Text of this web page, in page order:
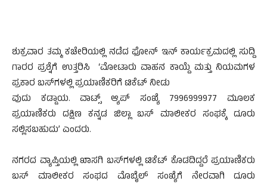
ಶುಕ್ರವಾರ ತಮ್ಮ ಕಚೇರಿಯಲ್ಲಿ ನಡೆದ ಫೋನ್‌ ಇನ್‌ ಕಾರ್ಯಕ್ರಮದಲ್ಲಿ ಸುದ್ದಿ
ಗಾರರ ಪ್ರಶ್ನೆಗೆ ಉತ್ತರಿಸಿ ‘ಮೋಟಾರು ವಾಹನ ಕಾಯ್ದೆ ಮತ್ತು ನಿಯಮಗಳ
ಪ್ರಕಾರ ಬಸ್‌ಗಳಲ್ಲಿ ಪ್ರಯಾಣಿಕರಿಗೆ ಟಿಕೆಟ್‌ ನೀಡು
ವುದು ಕಡ್ಡಾಯ. ವಾಟ್ಸ್‌ ಆ್ಯಪ್‌ ಸಂಖ್ಯೆ 7996999977 ಮೂಲಕ
ಪ್ರಯಾಣಿಕರು ದಕ್ಷಿಣ ಕನ್ನಡ ಜಿಲ್ಲಾ ಬಸ್‌ ಮಾಲೀಕರ ಸಂಘಕ್ಕೆ ದೂರು
ಸಲ್ಲಿಸಬಹುದು’ ಎಂದರು.
ನಗರದ ವ್ಯಾಪ್ತಿಯಲ್ಲಿ ಖಾಸಗಿ ಬಸ್‌ಗಳಲ್ಲಿ ಟಿಕೆಟ್‌ ಕೊಡದಿದ್ದರೆ ಪ್ರಯಾಣಿಕರು
ಬಸ್‌ ಮಾಲೀಕರ ಸಂಘದ ಮೊಬೈಲ್‌ ಸಂಖ್ಯೆಗೆ ನೇರವಾಗಿ ದೂರು